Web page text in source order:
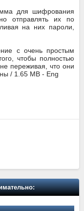
для шифрования
отправлять их по
на них пароли,
с очень простым
чтобы полностью
переживая, что они
/ 1.65 MB - Eng